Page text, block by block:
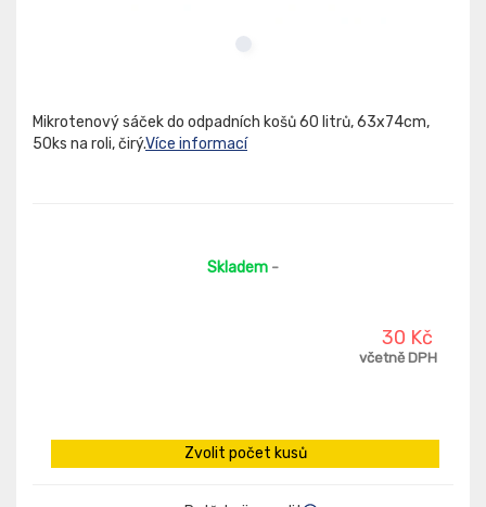
Mikrotenový sáček do odpadních košů 60 litrů, 63x74cm,
50ks na roli, čirý.Více informací
Skladem -
30 Kč
včetně DPH
Zvolit počet kusů